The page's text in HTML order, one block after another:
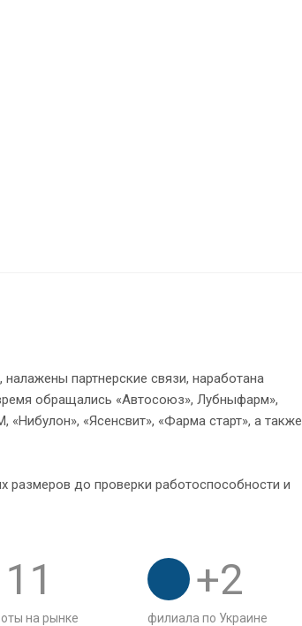
партнерские связи, наработана
обращались «Автосоюз», Лубныфарм»,
«Ясенсвит», «Фарма старт», а также
размеров до проверки работоспособности и
11
на рынке
+2
филиала по Украине